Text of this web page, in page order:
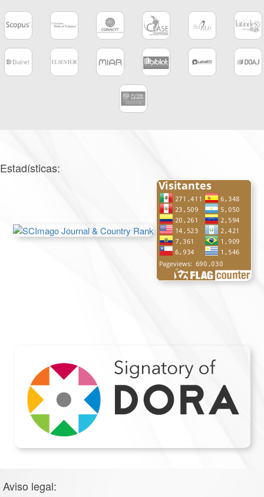
Estadísticas:
Aviso legal: